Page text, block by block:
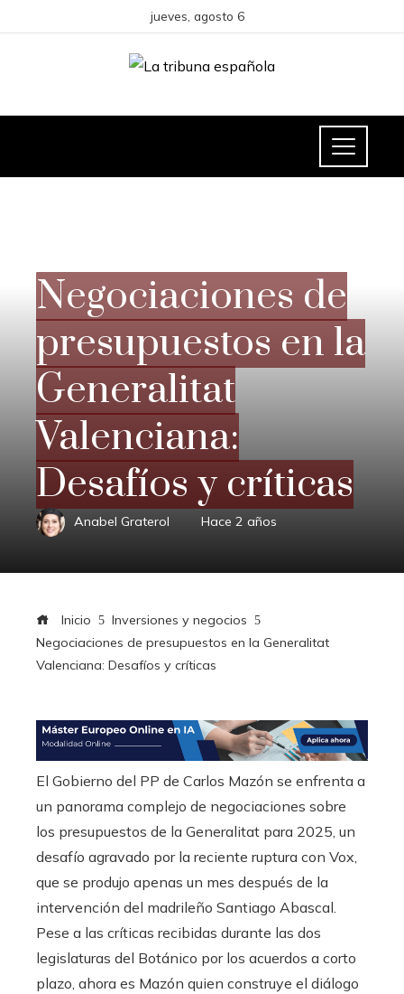
jueves, agosto 6
Negociaciones de
presupuestos en la
Generalitat
Valenciana:
Desafíos y críticas
Anabel Graterol Hace 2 años
Inicio
Inversiones y negocios
Negociaciones de presupuestos en la Generalitat
Valenciana: Desafíos y críticas
El Gobierno del PP de Carlos Mazón se enfrenta a
un panorama complejo de negociaciones sobre
los presupuestos de la Generalitat para 2025, un
desafío agravado por la reciente ruptura con Vox,
que se produjo apenas un mes después de la
intervención del madrileño Santiago Abascal.
Pese a las críticas recibidas durante las dos
legislaturas del Botánico por los acuerdos a corto
plazo, ahora es Mazón quien construye el diálogo